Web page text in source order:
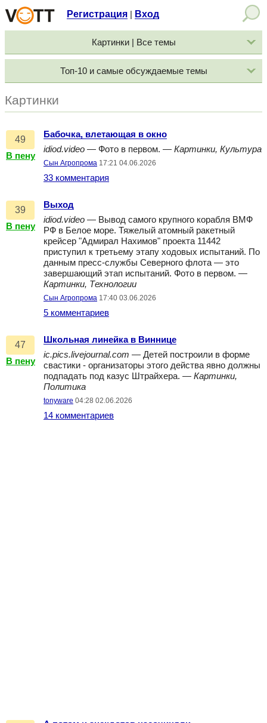
Регистрация Вход
Картинки | Все темы
Топ-10 и самые обсуждаемые темы
Картинки
49
В пену
Бабочка, влетающая в окно
idiod.video — Фото в первом. — Картинки, Культура
Сын Агропрома 17:21 04.06.2026
33 комментария
39
В пену
Выход
idiod.video — Вывод самого крупного корабля ВМФ
РФ в Белое море. Тяжелый атомный ракетный
крейсер "Адмирал Нахимов" проекта 11442
приступил к третьему этапу ходовых испытаний. По
данным пресс-службы Северного флота — это
завершающий этап испытаний. Фото в первом. —
Картинки, Технологии
Сын Агропрома 17:40 03.06.2026
5 комментариев
47
В пену
Школьная линейка в Виннице
ic.pics.livejournal.com — Детей построили в форме
свастики - организаторы этого действа явно должны
подпадать под казус Штрайхера. — Картинки,
Политика
tonyware 04:28 02.06.2026
14 комментариев